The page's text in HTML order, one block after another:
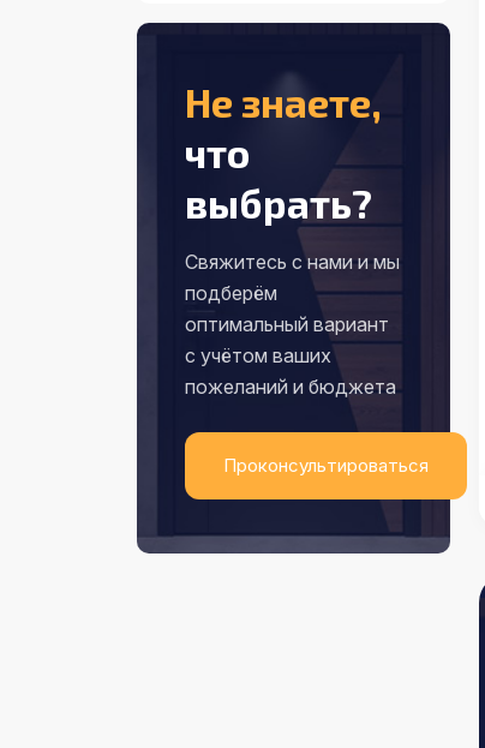
Не знаете,
что
выбрать?
Свяжитесь с нами и мы
подберём
оптимальный вариант
с учётом ваших
пожеланий и бюджета
Проконсультироваться